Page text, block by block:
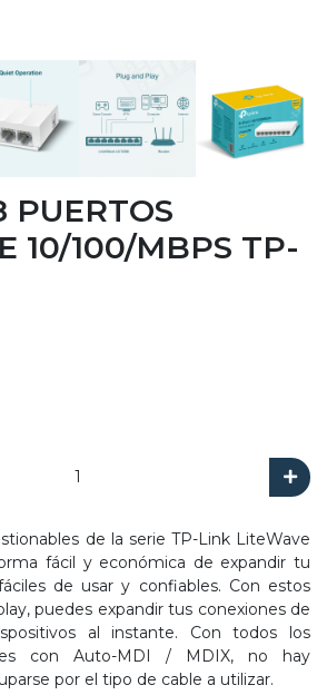
PUERTOS
10/100/MBPS TP-
de la serie TP-Link LiteWave
fácil y económica de expandir tu
de usar y confiables. Con estos
puedes expandir tus conexiones de
al instante. Con todos los
con Auto-MDI / MDIX, no hay
por el tipo de cable a utilizar.